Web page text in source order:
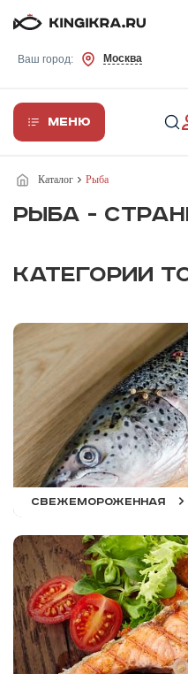
Ваш город: Москва
Меню
Каталог Рыба
РЫБА -
КАТЕГОРИИ
СВЕЖЕМОРОЖЕННАЯ